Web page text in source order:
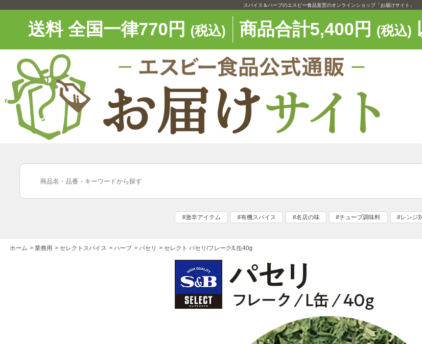
スパイス＆ハーブのエスビー食品直営のオンラインショップ「お届けサイト」
送料 全国一律770円 (税込) 商品合計5,400円 (税込)
#激辛アイテム #有機スパイス #名店の味 #チューブ調味料 #レンジ
ホーム > 業務用 > セレクトスパイス > ハーブ > パセリ > セレクト パセリ/フレーク/L缶40g